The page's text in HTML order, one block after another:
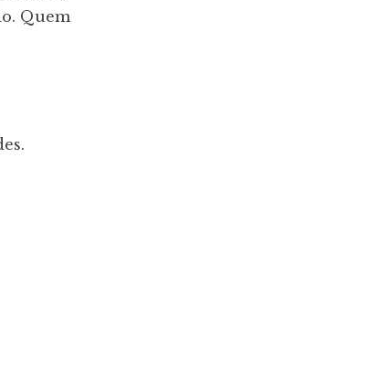
Quem